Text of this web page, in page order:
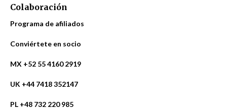
Colaboración
Programa de afiliados
Conviértete en socio
MX +52 55 4160 2919
UK +44 7418 352147
PL +48 732 220 985